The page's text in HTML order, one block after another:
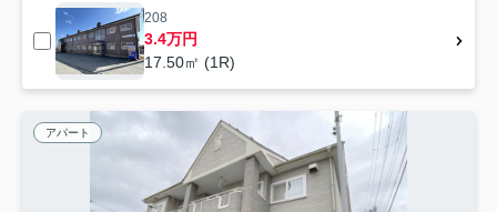
208
3.4万円
17.50㎡ (1R)
アパート